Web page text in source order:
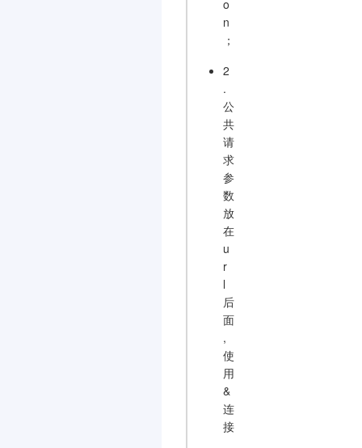
o
n
；
2
.
公
共
请
求
参
数
放
在
u
r
l
后
面
,
使
用
&
连
接